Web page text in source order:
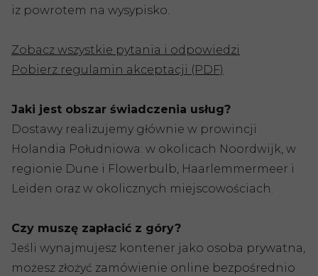
iz powrotem na wysypisko.
Zobacz wszystkie pytania i odpowiedzi
Pobierz regulamin akceptacji (PDF)
Jaki jest obszar świadczenia usług?
Dostawy realizujemy głównie w prowincji
Holandia Południowa: w okolicach Noordwijk, w
regionie Dune i Flowerbulb, Haarlemmermeer i
Leiden oraz w okolicznych miejscowościach.
Czy muszę zapłacić z góry?
Jeśli wynajmujesz kontener jako osoba prywatna,
możesz złożyć zamówienie online bezpośrednio